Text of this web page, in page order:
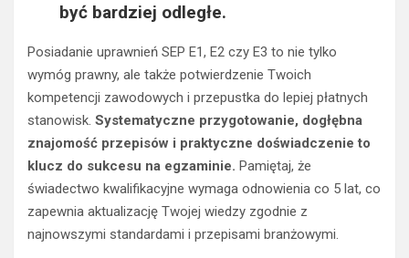
być bardziej odległe.
Posiadanie uprawnień SEP E1, E2 czy E3 to nie tylko
wymóg prawny, ale także potwierdzenie Twoich
kompetencji zawodowych i przepustka do lepiej płatnych
stanowisk. Systematyczne przygotowanie, dogłębna
znajomość przepisów i praktyczne doświadczenie to
klucz do sukcesu na egzaminie. Pamiętaj, że
świadectwo kwalifikacyjne wymaga odnowienia co 5 lat, co
zapewnia aktualizację Twojej wiedzy zgodnie z
najnowszymi standardami i przepisami branżowymi.